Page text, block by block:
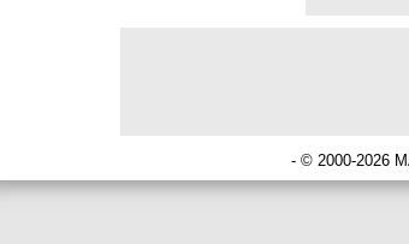
- © 2000-2026